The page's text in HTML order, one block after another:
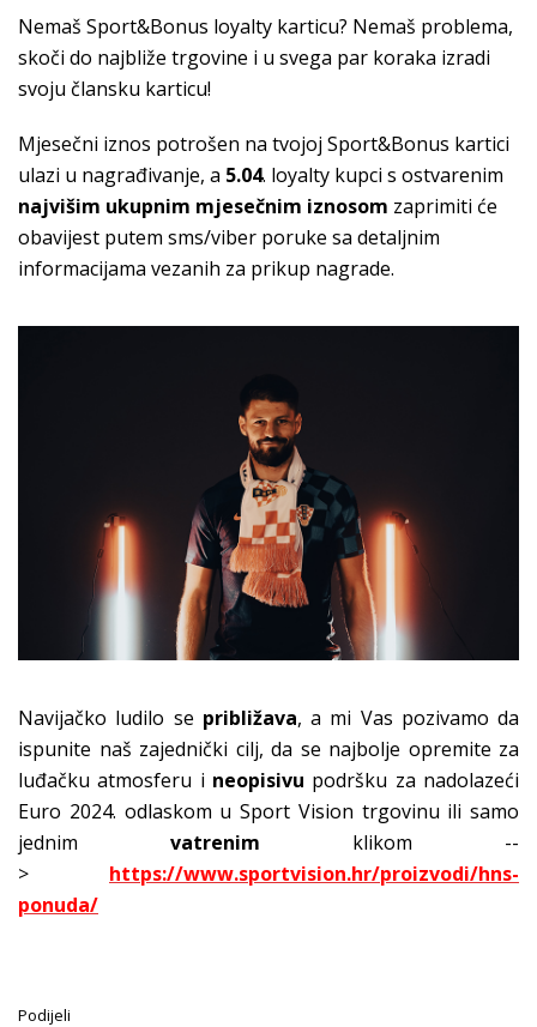
Nemaš Sport&Bonus loyalty karticu? Nemaš problema,
skoči do najbliže trgovine i u svega par koraka izradi
svoju člansku karticu!
Mjesečni iznos potrošen na tvojoj Sport&Bonus kartici
ulazi u nagrađivanje, a 5.04. loyalty kupci s ostvarenim
najvišim ukupnim mjesečnim iznosom zaprimiti će
obavijest putem sms/viber poruke sa detaljnim
informacijama vezanih za prikup nagrade.
Navijačko ludilo se približava, a mi Vas pozivamo da
ispunite naš zajednički cilj, da se najbolje opremite za
luđačku atmosferu i neopisivu podršku za nadolazeći
Euro 2024. odlaskom u Sport Vision trgovinu ili samo
jednim vatrenim klikom --
> https://www.sportvision.hr/proizvodi/hns-
ponuda/
Podijeli